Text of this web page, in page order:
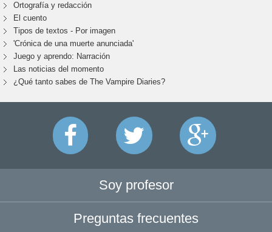
Ortografía y redacción
El cuento
Tipos de textos - Por imagen
'Crónica de una muerte anunciada'
Juego y aprendo: Narración
Las noticias del momento
¿Qué tanto sabes de The Vampire Diaries?
Soy profesor
Preguntas frecuentes